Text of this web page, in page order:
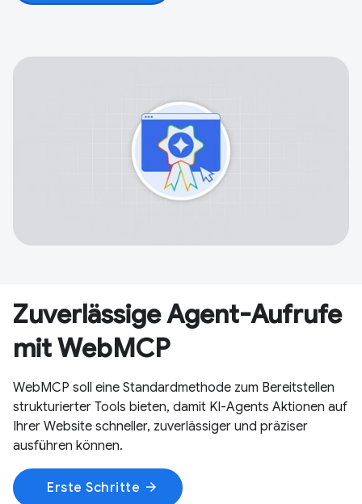
Zuverlässige Agent-Aufrufe
mit WebMCP
WebMCP soll eine Standardmethode zum Bereitstellen
strukturierter Tools bieten, damit KI-Agents Aktionen auf
Ihrer Website schneller, zuverlässiger und präziser
ausführen können.
Erste Schritte arrow_forward